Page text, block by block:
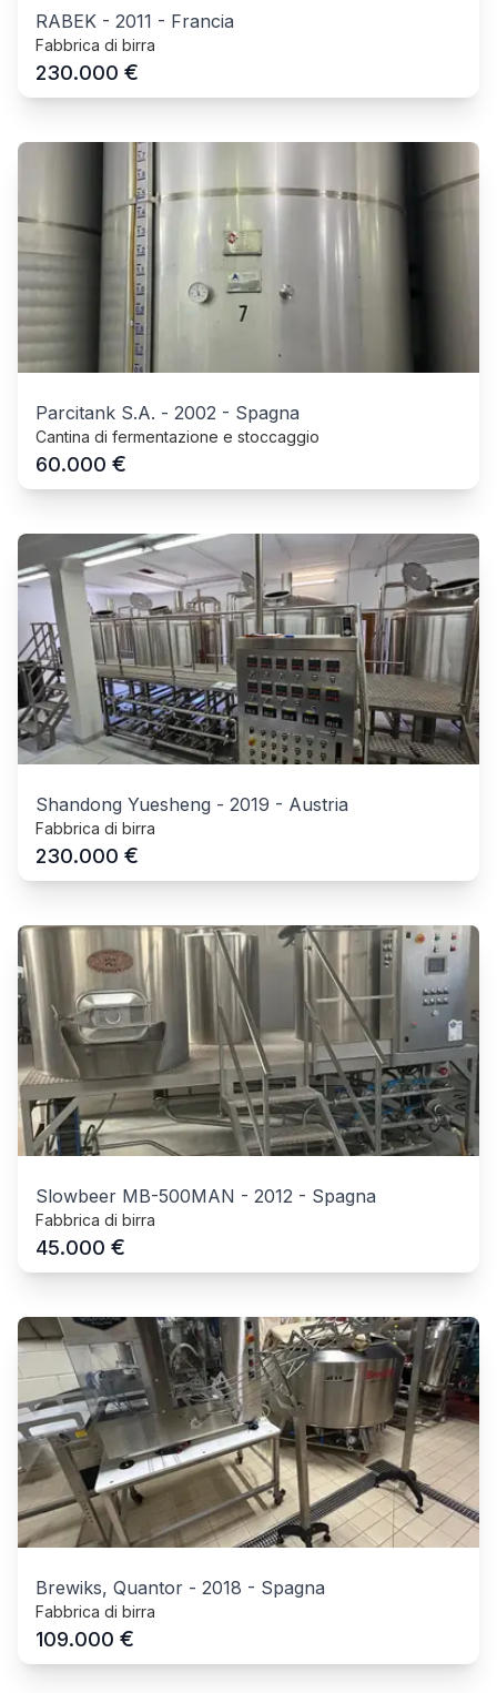
RABEK - 2011 - Francia
Fabbrica di birra
230.000 €
Parcitank S.A. - 2002 - Spagna
Cantina di fermentazione e stoccaggio
60.000 €
Shandong Yuesheng - 2019 - Austria
Fabbrica di birra
230.000 €
Slowbeer MB-500MAN - 2012 - Spagna
Fabbrica di birra
45.000 €
Brewiks, Quantor - 2018 - Spagna
Fabbrica di birra
109.000 €